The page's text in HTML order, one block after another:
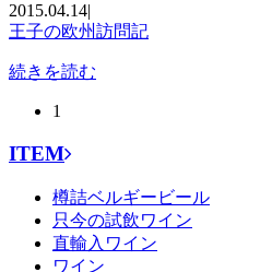
2015.04.14|
王子の欧州訪問記
続きを読む
1
ITEM
樽詰ベルギービール
只今の試飲ワイン
直輸入ワイン
ワイン